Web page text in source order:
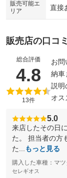
販売可能エ
リア
直接
販売店の口コミ
総合評価
4.8
13件
お問
納車
説明
オス
5.0
来店したその日
た。 担当者の方
た...
もっと見る
購入した車種：マツ
セレギオス